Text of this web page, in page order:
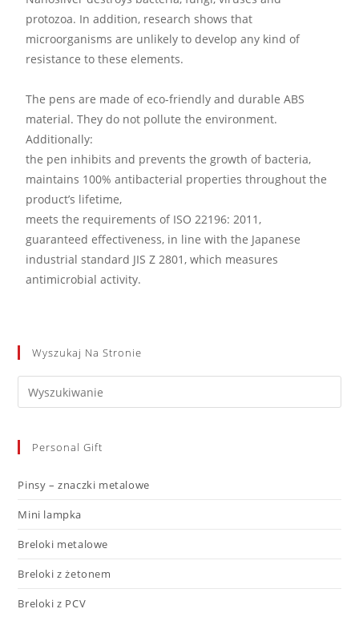
protozoa. In addition, research shows that
microorganisms are unlikely to develop any kind of
resistance to these elements.
The pens are made of eco-friendly and durable ABS
material. They do not pollute the environment.
Additionally:
the pen inhibits and prevents the growth of bacteria,
maintains 100% antibacterial properties throughout the
product’s lifetime,
meets the requirements of ISO 22196: 2011,
guaranteed effectiveness, in line with the Japanese
industrial standard JIS Z 2801, which measures
antimicrobial activity.
Wyszukaj Na Stronie
Personal Gift
Pinsy – znaczki metalowe
Mini lampka
Breloki metalowe
Breloki z żetonem
Breloki z PCV